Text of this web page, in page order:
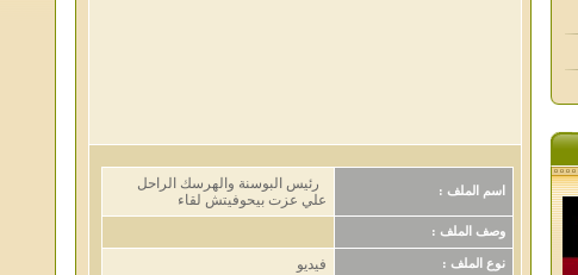
اسم الملف :
رئيس البوسنة والهرسك الراحل
علي عزت بيحوفيتش لقاء
وصف الملف :
نوع الملف : فيديو